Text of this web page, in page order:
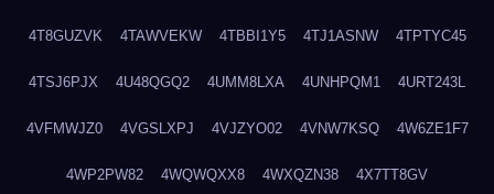
4T8GUZVK 4TAWVEKW 4TBBI1Y5 4TJ1ASNW 4TPTYC45
4TSJ6PJX 4U48QGQ2 4UMM8LXA 4UNHPQM1 4URT243L
4VFMWJZ0 4VGSLXPJ 4VJZYO02 4VNW7KSQ 4W6ZE1F7
4WP2PW82 4WQWQXX8 4WXQZN38 4X7TT8GV